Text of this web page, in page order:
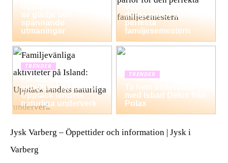
av glädje och
spännande
utmaningar
Upptäck Europas
dolda pärlor för den
perfekta
familjesemestern
TRENDER
Familjevänliga
aktiviteter på Island:
Upptäck landets
naturliga underverk
TRENDER
Ta hem vinterbadet
med Isbad Delux från
Polax
Jysk Varberg – Öppettider och information | Jysk i
Varberg